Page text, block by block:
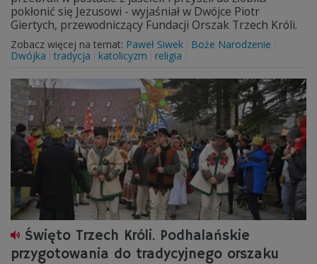
pokłonić się Jezusowi - wyjaśniał w Dwójce Piotr
Giertych, przewodniczący Fundacji Orszak Trzech Króli.
Zobacz więcej na temat: Paweł Siwek
Boże Narodzenie
Dwójka
tradycja katolicyzm religia
Święto Trzech Króli. Podhalańskie
przygotowania do tradycyjnego orszaku